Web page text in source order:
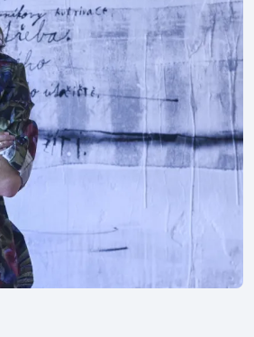
pětiboj
hry
volejbal
Triatlon
Veslování
Vodní slalom
Volejbal